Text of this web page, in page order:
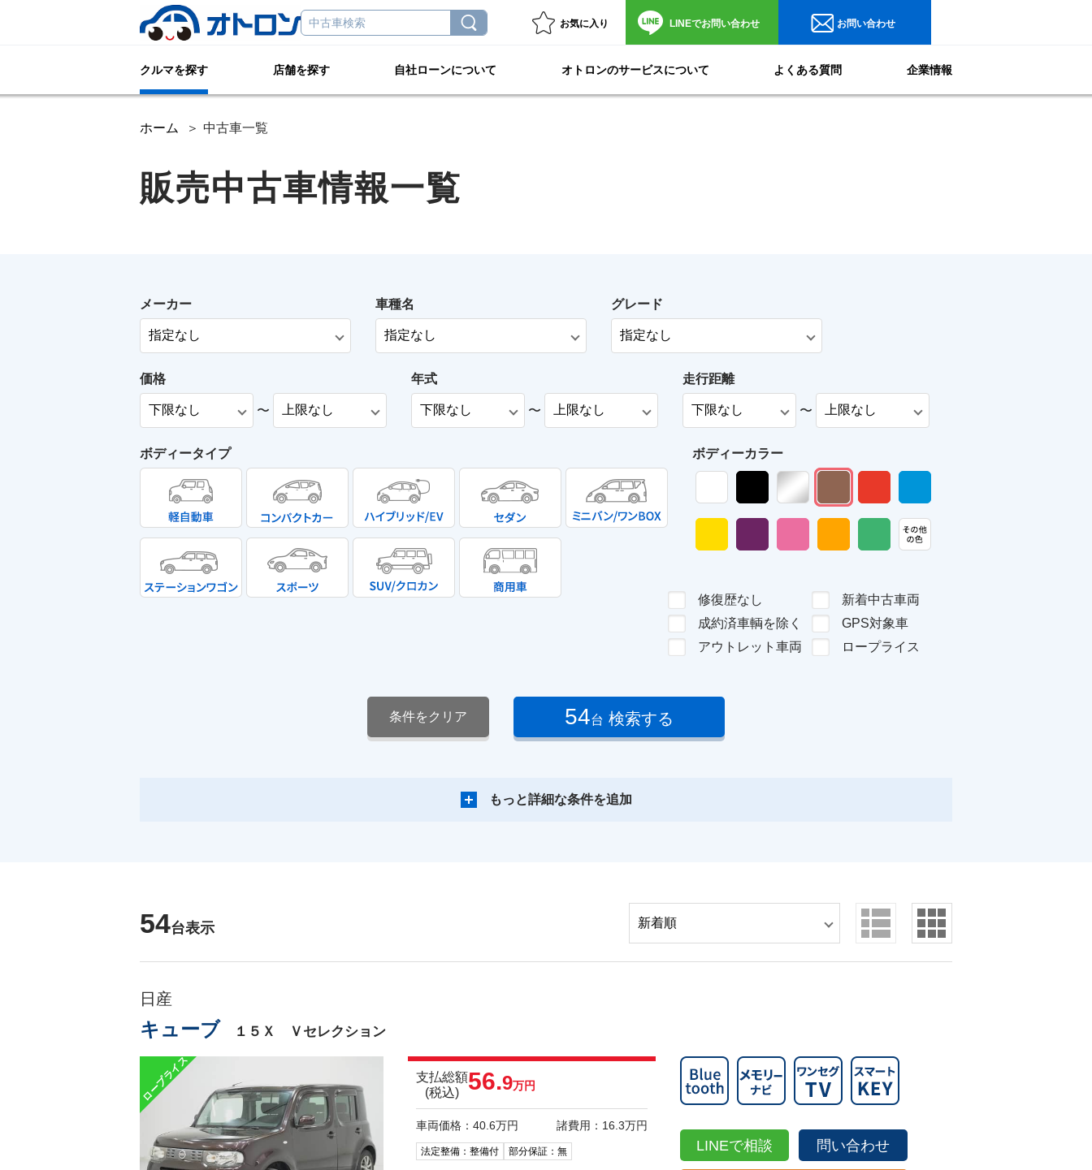
お気に入り LINEでお問い合わせ お問い合わせ
クルマを探す 店舗を探す 自社ローンについて オトロンのサービスについて よくある質問 企業情報
ホーム 中古車一覧
販売中古車情報一覧
メーカー 車種名 グレード
価格
〜
年式
〜
走行距離
〜
ボディータイプ ボディーカラー
修復歴なし
新着中古車両
成約済車輌を除く
GPS対象車
アウトレット車両
ロープライス
条件をクリア 54台 検索する
もっと詳細な条件を追加
54台表示
日産
キューブ １５Ｘ Ｖセレクション
支払総額
(税込)
56.9万円
車両価格：40.6万円 諸費用：16.3万円
法定整備：整備付 部分保証：無 LINEで相談 問い合わせ